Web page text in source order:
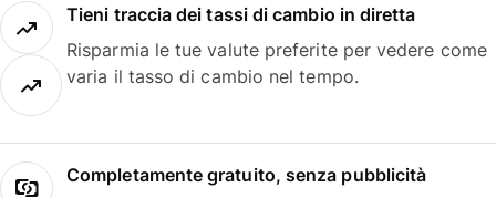
Tieni traccia dei tassi di cambio in diretta
Risparmia le tue valute preferite per vedere come
varia il tasso di cambio nel tempo.
Completamente gratuito, senza pubblicità